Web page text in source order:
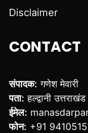
Disclaimer
CONTACT
संपादक: गणेश मेवारी
पता: हल्द्वानी उत्तराखंड
ईमेल:
फोन: +91